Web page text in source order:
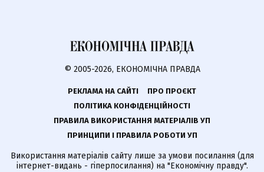
© 2005-2026, ЕКОНОМІЧНА ПРАВДА
РЕКЛАМА НА САЙТІ
ПРО ПРОЄКТ
ПОЛІТИКА КОНФІДЕНЦІЙНОСТІ
ПРАВИЛА ВИКОРИСТАННЯ МАТЕРІАЛІВ УП
ПРИНЦИПИ І ПРАВИЛА РОБОТИ УП
Використання матеріалів сайту лише за умови посилання (для
інтернет-видань - гіперпосилання) на "Економічну правду".